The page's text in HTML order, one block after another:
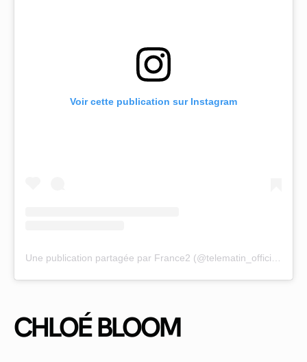
Voir cette publication sur Instagram
Une publication partagée par France2 (@telematin_officiel)
CHLOÉ BLOOM